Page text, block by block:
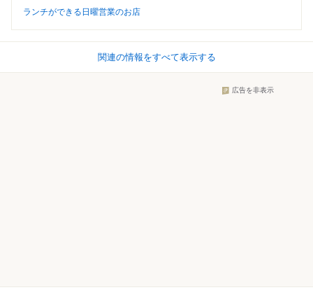
ランチができる日曜営業のお店
関連の情報をすべて表示する
広告を非表示